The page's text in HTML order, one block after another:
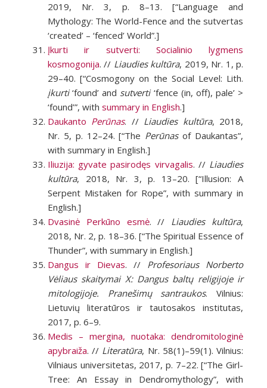
2019, Nr. 3, p. 8–13. [“Language and
Mythology: The World-Fence and the sutvertas
‘created’ – ‘fenced’ World”.]
Įkurti ir sutverti: Socialinio lygmens
kosmogonija. // Liaudies kultūra, 2019, Nr. 1, p.
29–40.[“Cosmogony on the Social Level: Lith.
įkurti‘found’ and sutverti‘fence (in, off), pale’ >
‘found’”, with summary in English.]
Daukanto Perūnas. // Liaudies kultūra, 2018,
Nr. 5, p. 12–24.[“The Perūnasof Daukantas”,
with summary in English.]
Iliuzija: gyvate pasirodęs virvagalis. // Liaudies
kultūra, 2018, Nr. 3, p. 13–20.[“Illusion: A
Serpent Mistaken for Rope”, with summary in
English.]
Dvasinė Perkūno esmė. // Liaudies kultūra,
2018, Nr. 2, p. 18–36. [“The Spiritual Essence of
Thunder”, with summary in English.]
Dangus ir Dievas. // Profesoriaus Norberto
Vėliaus skaitymai X: Dangus baltų religijoje ir
mitologijoje. Pranešimų santraukos. Vilnius:
Lietuvių literatūros ir tautosakos institutas,
2017, p. 6–9.
Medis – mergina, nuotaka: dendromitologinė
apybraiža. // Literatūra, Nr. 58(1)–59(1). Vilnius:
Vilniaus universitetas, 2017, p. 7–22. [“The Girl-
Tree: An Essay in Dendromythology”, with